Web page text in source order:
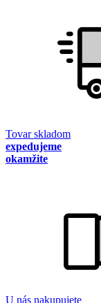
Tovar skladom
expedujeme
okamžite
U nás nakupujete